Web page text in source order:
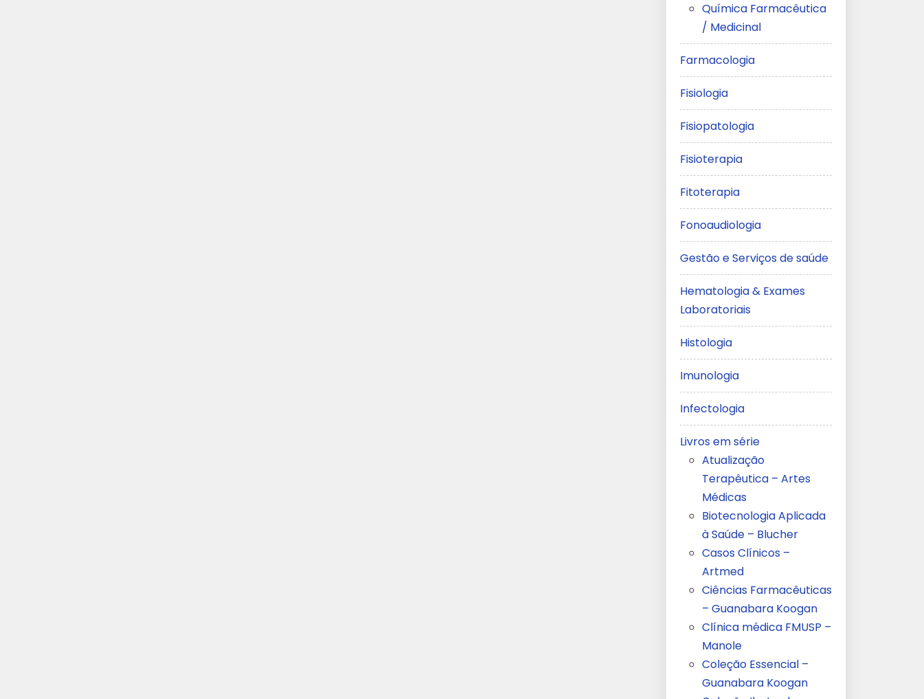
Química Farmacêutica
/ Medicinal
Farmacologia
Fisiologia
Fisiopatologia
Fisioterapia
Fitoterapia
Fonoaudiologia
Gestão e Serviços de saúde
Hematologia & Exames
Laboratoriais
Histologia
Imunologia
Infectologia
Livros em série
Atualização
Terapêutica – Artes
Médicas
Biotecnologia Aplicada
à Saúde – Blucher
Casos Clínicos –
Artmed
Ciências Farmacêuticas
– Guanabara Koogan
Clínica médica FMUSP –
Manole
Coleção Essencial –
Guanabara Koogan